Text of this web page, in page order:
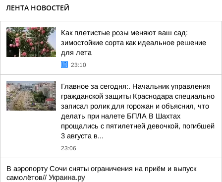
ЛЕНТА НОВОСТЕЙ
Как плетистые розы меняют ваш сад:
зимостойкие сорта как идеальное решение
для лета
23:10
Главное за сегодня:. Начальник управления
гражданской защиты Краснодара специально
записал ролик для горожан и объяснил, что
делать при налете БПЛА В Шахтах
прощались с пятилетней девочкой, погибшей
3 августа в...
23:06
В аэропорту Сочи сняты ограничения на приём и выпуск
самолётов// Украина.ру